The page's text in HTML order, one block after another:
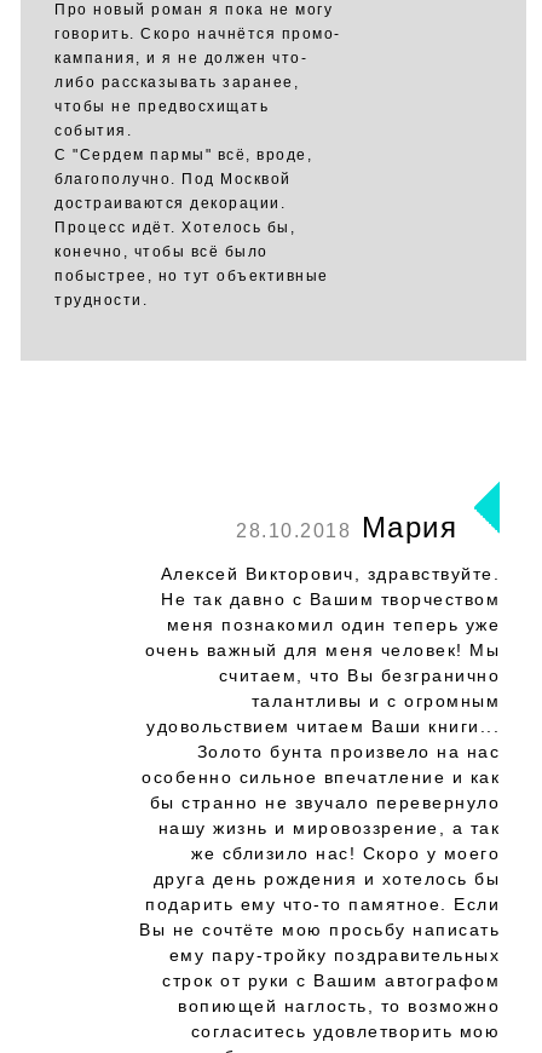
Про новый роман я пока не могу
говорить. Скоро начнётся промо-
кампания, и я не должен что-
либо рассказывать заранее,
чтобы не предвосхищать
события.
С "Сердем пармы" всё, вроде,
благополучно. Под Москвой
достраиваются декорации.
Процесс идёт. Хотелось бы,
конечно, чтобы всё было
побыстрее, но тут объективные
трудности.
28.10.2018 Мария
Алексей Викторович, здравствуйте.
Не так давно с Вашим творчеством
меня познакомил один теперь уже
очень важный для меня человек! Мы
считаем, что Вы безгранично
талантливы и с огромным
удовольствием читаем Ваши книги...
Золото бунта произвело на нас
особенно сильное впечатление и как
бы странно не звучало перевернуло
нашу жизнь и мировоззрение, а так
же сблизило нас! Скоро у моего
друга день рождения и хотелось бы
подарить ему что-то памятное. Если
Вы не сочтёте мою просьбу написать
ему пару-тройку поздравительных
строк от руки с Вашим автографом
вопиющей наглость, то возможно
согласитесь удовлетворить мою